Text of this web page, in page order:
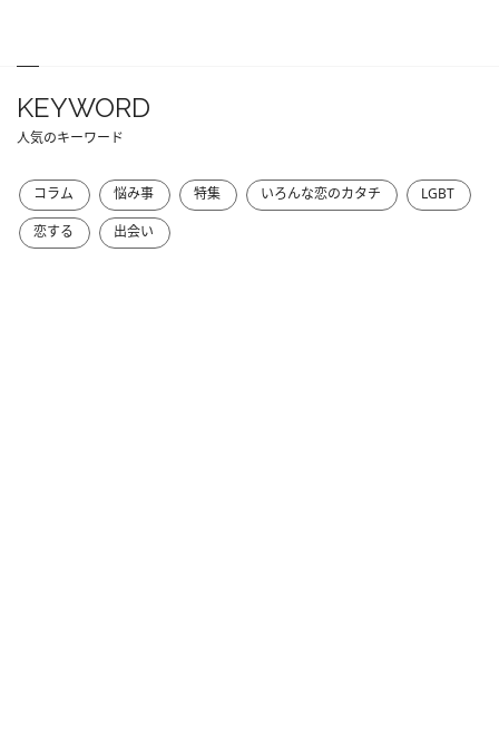
KEYWORD
人気のキーワード
コラム 悩み事 特集 いろんな恋のカタチ
LGBT
恋する
出会い